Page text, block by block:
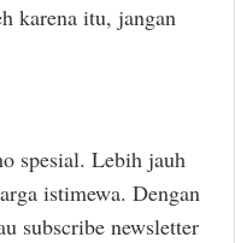
karena itu, jangan
spesial. Lebih jauh
istimewa. Dengan
subscribe newsletter